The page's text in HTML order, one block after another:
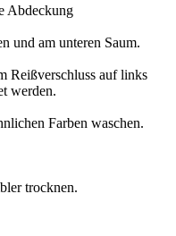
Abdeckung
und am unteren Saum.
Reißverschluss auf links
werden.
Farben waschen.
trocknen.